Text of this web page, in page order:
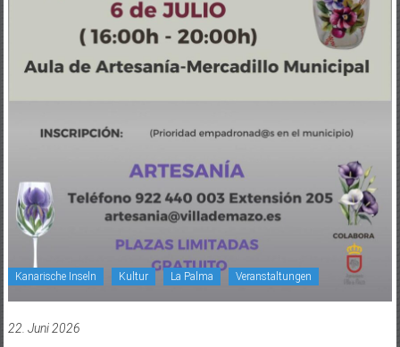
Kanarische Inseln Kultur La Palma Veranstaltungen
22. Juni 2026